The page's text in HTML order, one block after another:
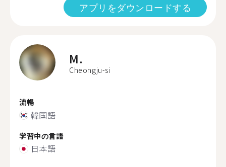
アプリをダウンロードする
M.
Cheongju-si
流暢
韓国語
学習中の言語
日本語